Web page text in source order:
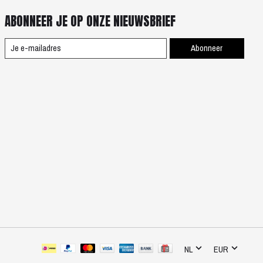
ABONNEER JE OP ONZE NIEUWSBRIEF
Abonneer
NL EUR